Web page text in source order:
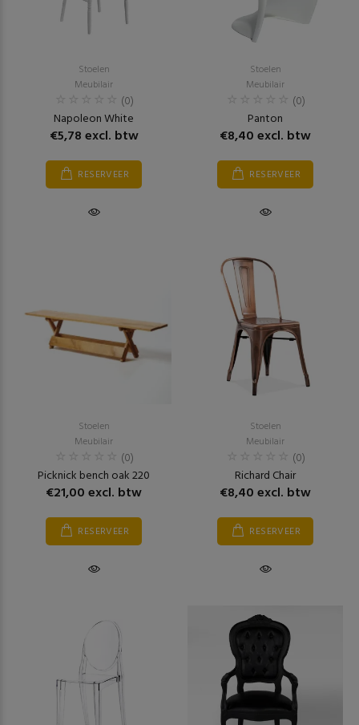
Stoelen
Meubilair
(0)
Napoleon White
€5,78 excl. btw
RESERVEER
Stoelen
Meubilair
(0)
Panton
€8,40 excl. btw
RESERVEER
Stoelen
Meubilair
(0)
Picknick bench oak 220
€21,00 excl. btw
RESERVEER
Stoelen
Meubilair
(0)
Richard Chair
€8,40 excl. btw
RESERVEER